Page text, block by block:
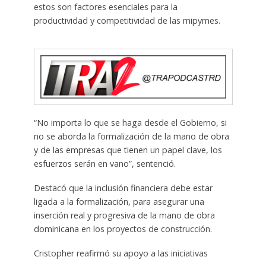
estos son factores esenciales para la
productividad y competitividad de las mipymes.
“No importa lo que se haga desde el Gobierno, si
no se aborda la formalización de la mano de obra
y de las empresas que tienen un papel clave, los
esfuerzos serán en vano”, sentenció.
Destacó que la inclusión financiera debe estar
ligada a la formalización, para asegurar una
inserción real y progresiva de la mano de obra
dominicana en los proyectos de construcción.
Cristopher reafirmó su apoyo a las iniciativas